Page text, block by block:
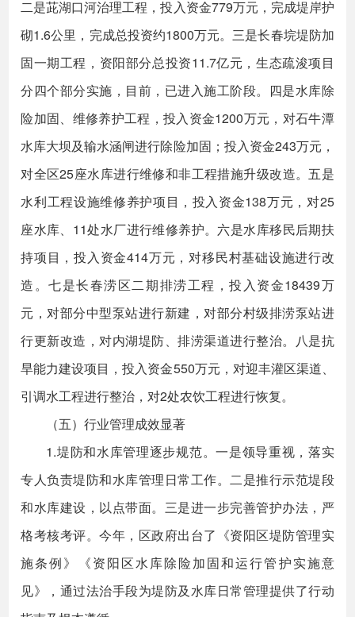
二是茈湖口河治理工程，投入资金779万元，完成堤岸护
砌1.6公里，完成总投资约1800万元。三是长春垸堤防加
固一期工程，资阳部分总投资11.7亿元，生态疏浚项目
分四个部分实施，目前，已进入施工阶段。四是水库除
险加固、维修养护工程，投入资金1200万元，对石牛潭
水库大坝及输水涵闸进行除险加固；投入资金243万元，
对全区25座水库进行维修和非工程措施升级改造。五是
水利工程设施维修养护项目，投入资金138万元，对25
座水库、11处水厂进行维修养护。六是水库移民后期扶
持项目，投入资金414万元，对移民村基础设施进行改
造。七是长春涝区二期排涝工程，投入资金18439万
元，对部分中型泵站进行新建，对部分村级排涝泵站进
行更新改造，对内湖堤防、排涝渠道进行整治。八是抗
旱能力建设项目，投入资金550万元，对迎丰灌区渠道、
引调水工程进行整治，对2处农饮工程进行恢复。
（五）行业管理成效显著
1.堤防和水库管理逐步规范。一是领导重视，落实
专人负责堤防和水库管理日常工作。二是推行示范堤段
和水库建设，以点带面。三是进一步完善管护办法，严
格考核考评。今年，区政府出台了《资阳区堤防管理实
施条例》《资阳区水库除险加固和运行管护实施意
见》，通过法治手段为堤防及水库日常管理提供了行动